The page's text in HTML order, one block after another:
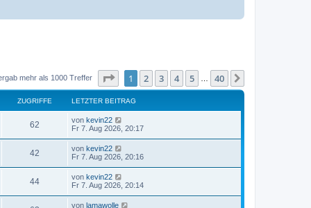
mehr als 1000 Treffer Seite von40
1 2 3 4 5 40
ZUGRIFFE LETZTER BEITRAG
62
u
i
L
e
t
e
r
B
e
i
t
von kevin22
Fr 7. Aug 2026, 20:17
42
u
L
e
t
e
r
B
von kevin22
Fr 7. Aug 2026, 20:16
44Z
u
L
e
von kevin22
Fr 7. Aug 2026, 20:14
L
von lamawolle